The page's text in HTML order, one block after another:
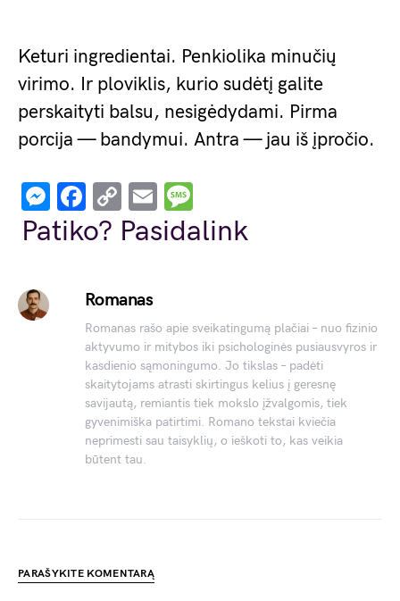
Keturi ingredientai. Penkiolika minučių
virimo. Ir ploviklis, kurio sudėtį galite
perskaityti balsu, nesigėdydami. Pirma
porcija — bandymui. Antra — jau iš įpročio.
Messenger
Facebook
Copy
Link
Email
Patiko? Pasidalink
Romanas
Romanas rašo apie sveikatingumą plačiai – nuo fizinio
aktyvumo ir mitybos iki psichologinės pusiausvyros ir
kasdienio sąmoningumo. Jo tikslas – padėti
skaitytojams atrasti skirtingus kelius į geresnę
savijautą, remiantis tiek mokslo įžvalgomis, tiek
gyvenimiška patirtimi. Romano tekstai kviečia
neprimesti sau taisyklių, o ieškoti to, kas veikia
būtent tau.
PARAŠYKITE KOMENTARĄ